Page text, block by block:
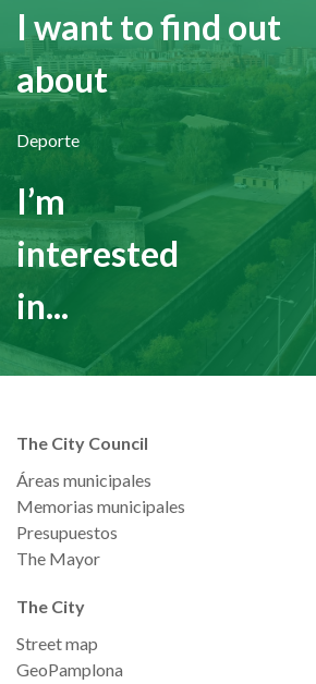
I want to find out
about
Deporte
I’m
interested
in...
The City Council
Áreas municipales
Memorias municipales
Presupuestos
The Mayor
The City
Street map
GeoPamplona